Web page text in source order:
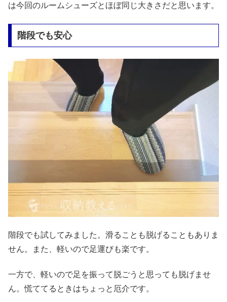
は今回のルームシューズとほぼ同じ大きさだと思います。
階段でも安心
階段でも試してみました。滑ることも脱げることもありま
せん。また、軽いので足運びも楽です。
一方で、軽いので足を振って脱ごうと思っても脱げませ
ん。慌ててるときはちょっと厄介です。